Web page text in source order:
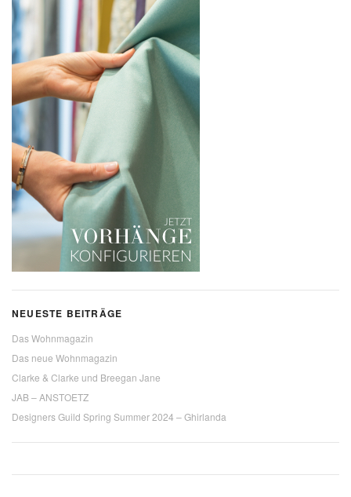
NEUESTE BEITRÄGE
Das Wohnmagazin
Das neue Wohnmagazin
Clarke & Clarke und Breegan Jane
JAB – ANSTOETZ
Designers Guild Spring Summer 2024 – Ghirlanda